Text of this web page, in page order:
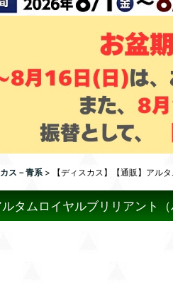
ス－青系 > 【ディスカス】【通販】アル
ルタムロイヤルブリリアン